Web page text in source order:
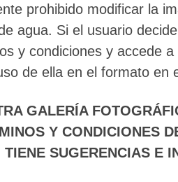
prohibido modificar la
agua. Si el usuario
y condiciones y accede
de ella en el formato en
GALERÍA
Y CONDICIONES
SUGERENCIAS E